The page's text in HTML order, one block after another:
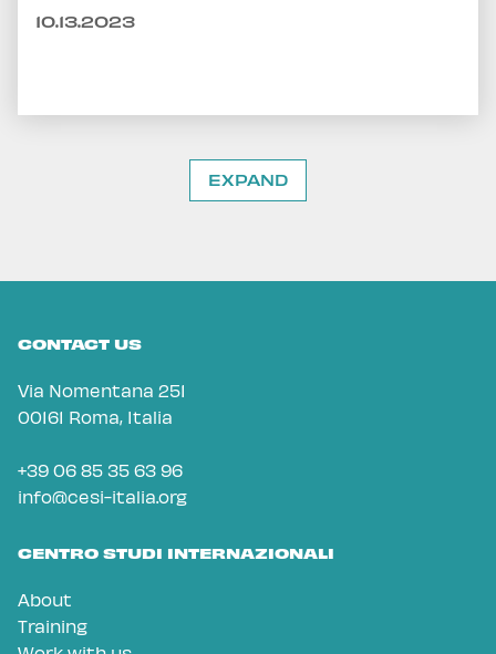
10.13.2023
EXPAND
CONTACT US
Via Nomentana 251
00161 Roma, Italia
+39 06 85 35 63 96
info@cesi-italia.org
CENTRO STUDI INTERNAZIONALI
About
Training